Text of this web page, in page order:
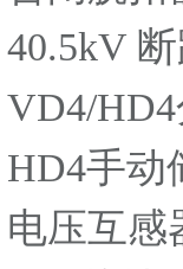
40.5kV
VD4/HD4
HD4手动
电压互感